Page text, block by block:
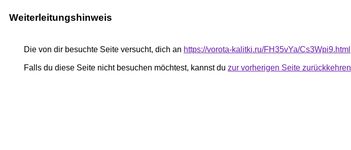
Weiterleitungshinweis
Die von dir besuchte Seite versucht, dich an https://vorota-kalitki.ru/FH35vYa/Cs3Wpi9.html
Falls du diese Seite nicht besuchen möchtest, kannst du zur vorherigen Seite zurückkehren